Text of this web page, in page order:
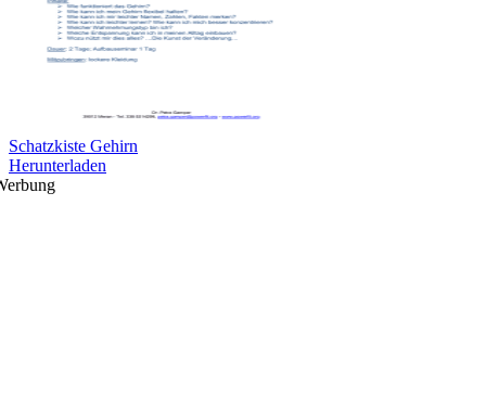
Schatzkiste Gehirn
Herunterladen